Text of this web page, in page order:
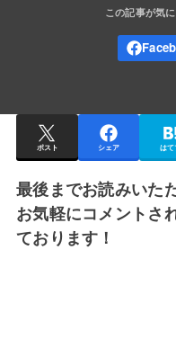
ポスト シェア はて
最後までお読みいた
お気軽にコメントさ
ております！